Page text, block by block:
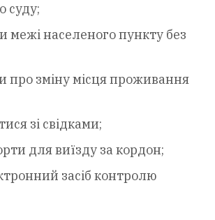
суду;
межі населеного пункту без
про зміну місця проживання
зі свідками;
для виїзду за кордон;
засіб контролю